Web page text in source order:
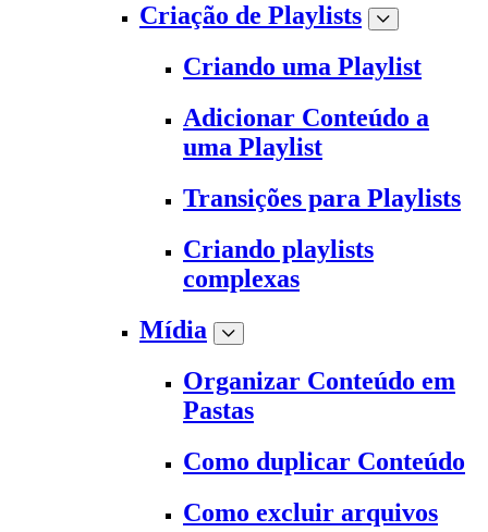
Criação de Playlists
Criando uma Playlist
Adicionar Conteúdo a
uma Playlist
Transições para Playlists
Criando playlists
complexas
Mídia
Organizar Conteúdo em
Pastas
Como duplicar Conteúdo
Como excluir arquivos